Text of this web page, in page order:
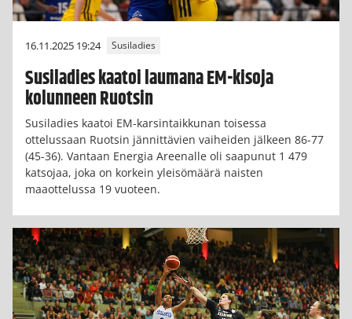
16.11.2025 19:24 Susiladies
Susiladies kaatoi laumana EM-kisoja
kolunneen Ruotsin
Susiladies kaatoi EM-karsintaikkunan toisessa
ottelussaan Ruotsin jännittävien vaiheiden jälkeen 86-77
(45-36). Vantaan Energia Areenalle oli saapunut 1 479
katsojaa, joka on korkein yleisömäärä naisten
maaottelussa 19 vuoteen.